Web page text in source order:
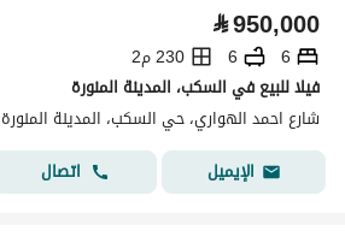
⃁950,000
6
6
230 م2
فيلا للبيع في السكب، المدينة المنورة
شارع احمد الهواري، حي السكب، المدينة المنورة
الإيميل
اتصال